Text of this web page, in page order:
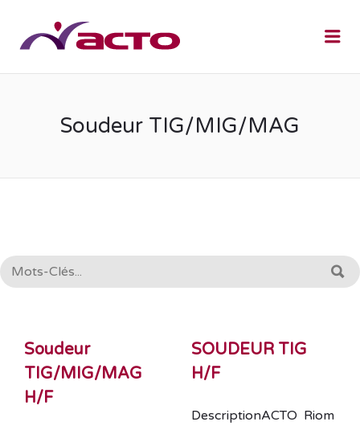
Soudeur TIG/MIG/MAG
RECHERCHE:
Soudeur
TIG/MIG/MAG
H/F
SOUDEUR TIG
H/F
DescriptionACTO Riom